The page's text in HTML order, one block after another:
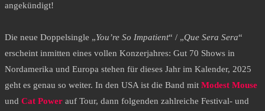
angekündigt!
Die neue Doppelsingle „You’re So Impatient“ / „Que Sera Sera“
erscheint inmitten eines vollen Konzerjahres: Gut 70 Shows in
Nordamerika und Europa stehen für dieses Jahr im Kalender, 2025
geht es genau so weiter. In den USA ist die Band mit Modest Mouse
und Cat Power auf Tour, dann folgenden zahlreiche Festival- und